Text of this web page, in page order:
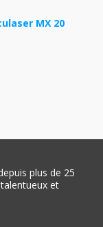
MX 20
plus de 25
et